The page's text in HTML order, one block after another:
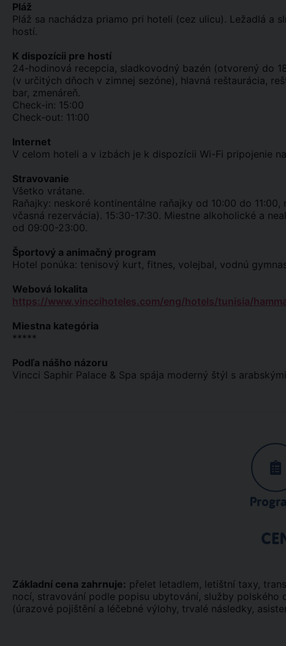
Pláž
Pláž sa nachádza priamo pri hoteli (cez ulicu). Ležadlá a
hostí.
K dispozícii pre hostí
24-hodinová recepcia, sladkovodný bazén (otvorený do
(v určitých dňoch v zimnej sezóne), hlavná reštaurácia,
bar, zmenáreň.
Check-in: 15:00
Check-out: 11:00
Internet
V celom hoteli a v izbách je k dispozícii Wi-Fi pripojenie
Stravovanie
Všetko vrátane.
Raňajky: neskoré kontinentálne raňajky od 10:00 do
včasná rezervácia). 15:30-17:30. Miestne alkoholické a
od 09:00-23:00.
Športový a animačný program
Hotel ponúka: tenisový kurt, fitnes, volejbal, vodnú
Webová lokalita
https://www.vinccihoteles.com/eng/hotels/tunisia/
Miestna kategória
*****
Podľa nášho názoru
Vincci Saphir Palace & Spa spája moderný štýl s
Základní cena zahrnuje: přelet letadlem, letištní taxy,
nocí, stravování podle popisu ubytování, služby polského
(úrazové pojištění a léčebné výlohy, trvalé následky,